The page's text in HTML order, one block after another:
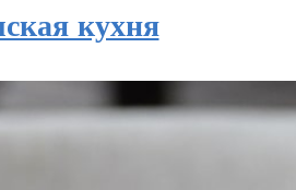
кухня